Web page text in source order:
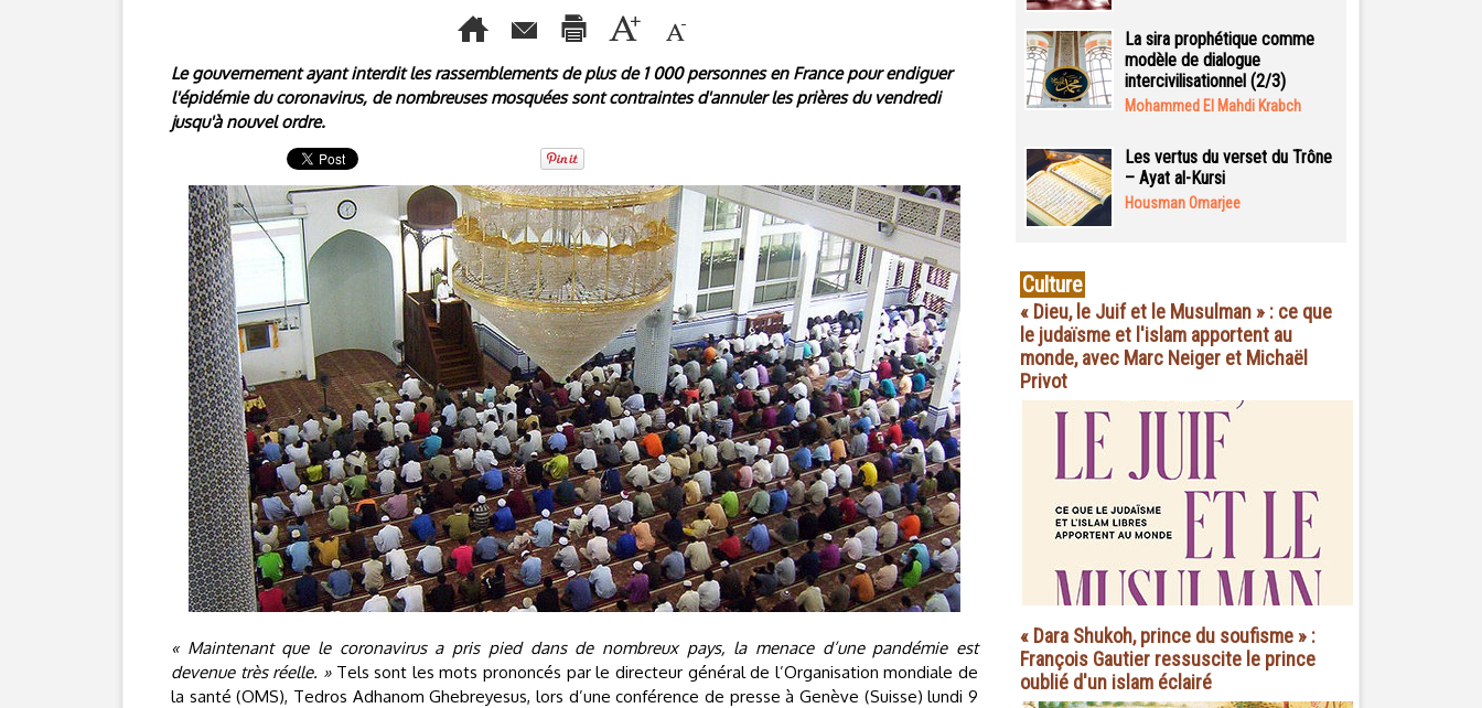
Le gouvernement ayant interdit les rassemblements de plus de 1 000 personnes en France pour endiguer
l'épidémie du coronavirus, de nombreuses mosquées sont contraintes d'annuler les prières du vendredi
jusqu'à nouvel ordre.
« Maintenant que le coronavirus a pris pied dans de nombreux pays, la menace d’une pandémie est
devenue très réelle. »Tels sont les mots prononcés par le directeur général de l’Organisation mondiale de
la santé (OMS), Tedros Adhanom Ghebreyesus, lors d’une conférence de presse à Genève (Suisse) lundi 9
La sira prophétique comme
modèle de dialogue
intercivilisationnel (2/3)
Mohammed El Mahdi Krabch
Les vertus du verset du Trône
– Ayat al-Kursi
Housman Omarjee
Culture
« Dieu, le Juif et le Musulman » : ce que
le judaïsme et l'islam apportent au
monde, avec Marc Neiger et Michaël
Privot
« Dara Shukoh, prince du soufisme » :
François Gautier ressuscite le prince
oublié d'un islam éclairé